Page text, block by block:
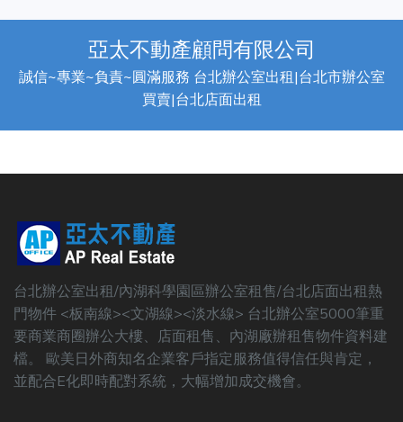
亞太不動產顧問有限公司
誠信~專業~負責~圓滿服務 台北辦公室出租|台北市辦公室
買賣|台北店面出租
台北辦公室出租/內湖科學園區辦公室租售/台北店面出租熱
門物件 <板南線><文湖線><淡水線> 台北辦公室5000筆重
要商業商圈辦公大樓、店面租售、內湖廠辦租售物件資料建
檔。 歐美日外商知名企業客戶指定服務值得信任與肯定，
並配合E化即時配對系統，大幅增加成交機會。